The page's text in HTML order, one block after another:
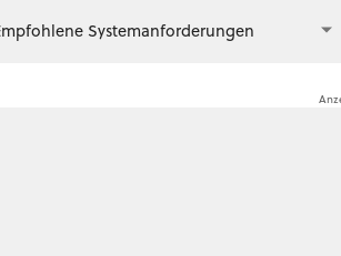
Systemanforderungen